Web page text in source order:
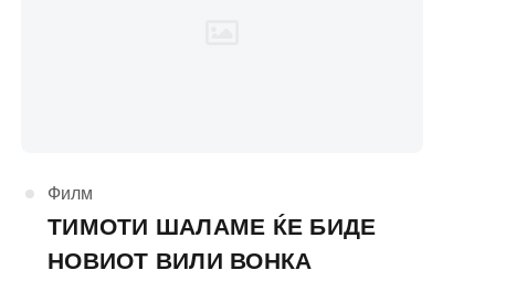
КАтегорија
Филм
ТИМОТИ ШАЛАМЕ ЌЕ БИДЕ
НОВИОТ ВИЛИ ВОНКА